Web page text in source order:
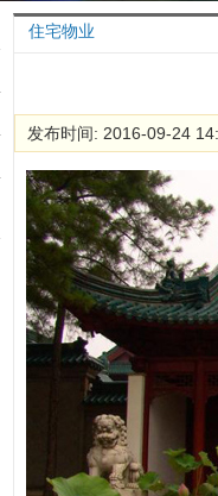
住宅物业
发布时间: 2016-09-24